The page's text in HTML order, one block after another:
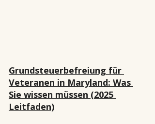
Grundsteuerbefreiung für
Veteranen in Maryland: Was
Sie wissen müssen (2025
Leitfaden)